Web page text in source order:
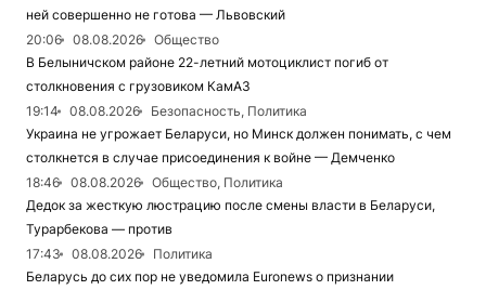
ней совершенно не готова — Львовский
20:06
08.08.2026
Общество
В Белыничском районе 22-летний мотоциклист погиб от
столкновения с грузовиком КамАЗ
19:14
08.08.2026
Безопасность, Политика
Украина не угрожает Беларуси, но Минск должен понимать, с чем
столкнется в случае присоединения к войне — Демченко
18:46
08.08.2026
Общество, Политика
Дедок за жесткую люстрацию после смены власти в Беларуси,
Турарбекова — против
17:43
08.08.2026
Политика
Беларусь до сих пор не уведомила Euronews о признании